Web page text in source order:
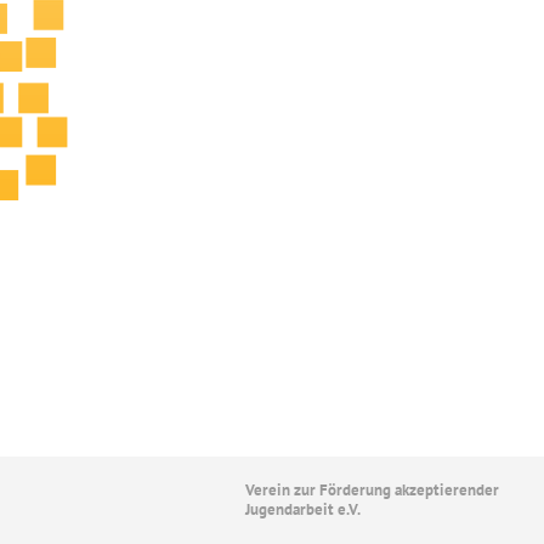
Verein zur Förderung akzeptierender
Jugendarbeit e.V.